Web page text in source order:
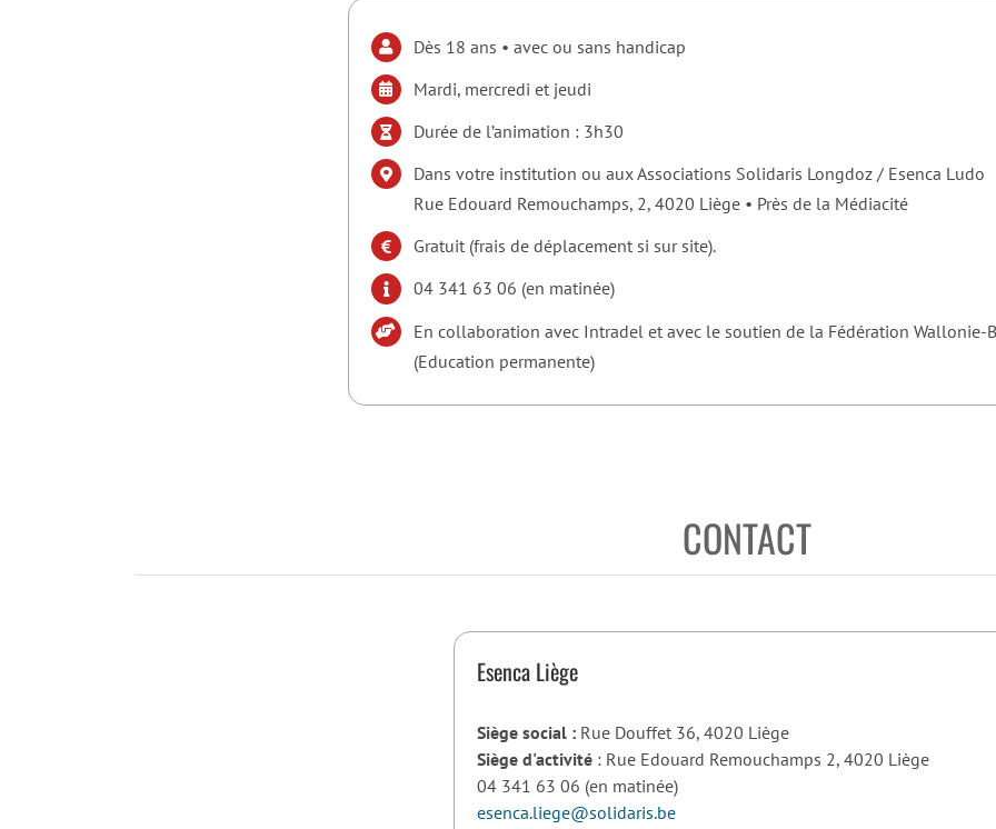
Dès 18 ans • avec ou sans handicap
Mardi, mercredi et jeudi
Durée de l’animation : 3h30
Dans votre institution ou aux Associations Solidaris Longdoz / Esenca Ludo
Rue Edouard Remouchamps, 2, 4020 Liège • Près de la Médiacité
Gratuit (frais de déplacement si sur site).
04 341 63 06 (en matinée)
En collaboration avec Intradel et avec le soutien de la Fédération Wallonie-
(Education permanente)
CONTACT
Esenca Liège
Siège social : Rue Douffet 36, 4020 Liège
Siège d'activité: Rue Edouard Remouchamps 2, 4020 Liège
04 341 63 06 (en matinée)
esenca.liege@solidaris.be